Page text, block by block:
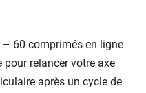
60 comprimés en ligne
relancer votre axe
après un cycle de